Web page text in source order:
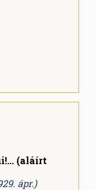
(aláírt
ápr.)